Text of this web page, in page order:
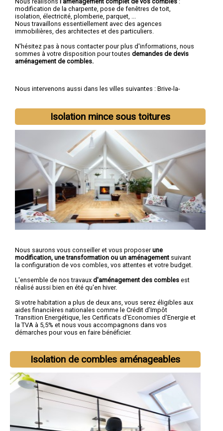
modification de la charpente, pose de fenêtres de toit,
isolation, électricité, plomberie, parquet, ...
Nous travaillons essentiellement avec des agences
immobilières, des architectes et des particuliers.
N'hésitez pas à nous contacter pour plus d'informations, nous
sommes à votre disposition pour toutes demandes de devis
aménagement de combles.
Nous intervenons aussi dans les villes suivantes : Brive-la-
Isolation mince sous toitures
Nous saurons vous conseiller et vous proposerune
modification, une transformation ou un aménagement suivant
la configuration de vos combles, vos attentes et votre budget.
L'ensemble de nos travaux d'aménagement des combles est
réalisé aussi bien en été qu'en hiver.
Si votre habitation a plus de deux ans, vous serez éligibles aux
aides financières nationales comme le Crédit d’Impôt
Transition Energétique, les Certificats d’Economies d’Energie et
la TVA à 5,5% et nous vous accompagnons dans vos
démarches pour vous en faire bénéficier.
Isolation de combles aménageables